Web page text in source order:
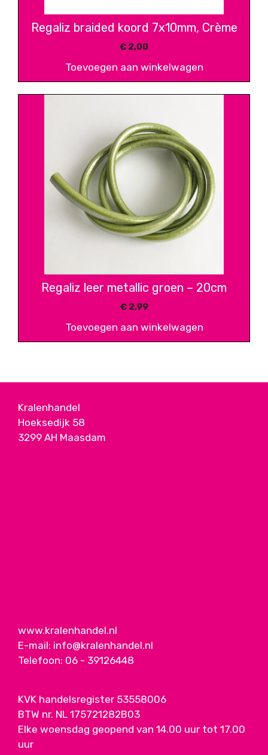
Regaliz braided koord 7x10mm, Crème
€ 2,00
Toevoegen aan winkelwagen
Regaliz leer metallic groen – 20cm
€2,99
Toevoegen aan winkelwagen
Kralenhandel
Hoeksedijk 58
3299 AH Maasdam
www.kralenhandel.nl
E-mail: info@kralenhandel.nl
Telefoon: 06 - 39126448
KVK handelsregister 53558006
BTW nr. NL 175721282B03
Elke woensdag geopend van 14.00 uur tot 17.00
uur